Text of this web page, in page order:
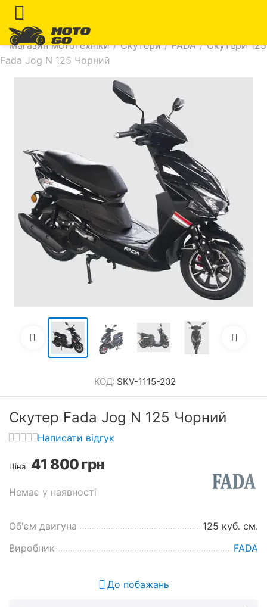
Магазин мототехніки / Скутери / FADA / Скутери
Fada Jog N 125 Чорний
КОД: SKV-1115-202
Скутер Fada Jog N 125 Чорний
Написати відгук
Ціна 41 800грн
Немає у наявності
Об'єм двигуна
125 куб. см.
Виробник
FADA
До побажань